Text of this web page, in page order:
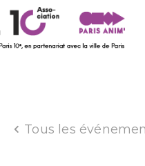
Tous les